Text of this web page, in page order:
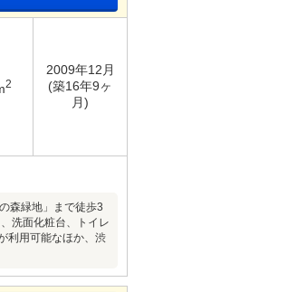
2
2009年12月
(築16年9ヶ
月)
森緑地」まで徒歩3
洗面化粧台、トイレ
利用可能なほか、渋